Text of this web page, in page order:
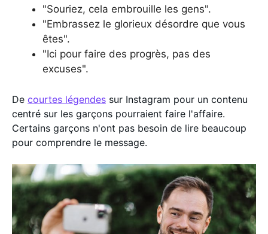
"Souriez, cela embrouille les gens".
"Embrassez le glorieux désordre que vous
êtes".
"Ici pour faire des progrès, pas des
excuses".
De courtes légendes sur Instagram pour un contenu
centré sur les garçons pourraient faire l'affaire.
Certains garçons n'ont pas besoin de lire beaucoup
pour comprendre le message.